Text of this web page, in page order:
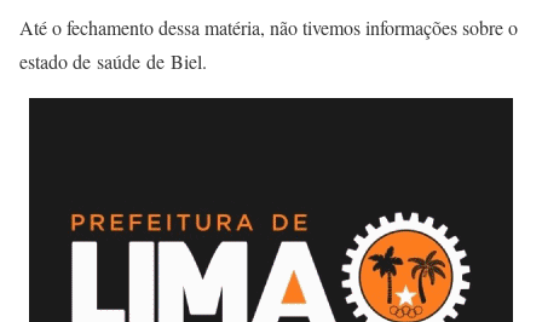
Até o fechamento dessa matéria, não tivemos informações sobre o
estado de saúde de Biel.